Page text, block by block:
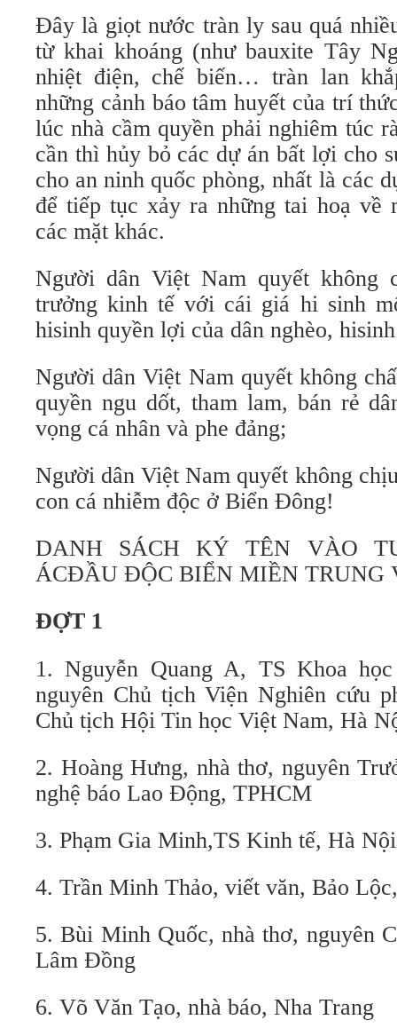
Đây là giọt nước tràn ly sau quá
từ khai khoáng (như bauxite Tây
nhiệt điện, chế biến… tràn lan
những cảnh báo tâm huyết của trí
lúc nhà cầm quyền phải nghiêm túc
cần thì hủy bỏ các dự án bất lợi cho
cho an ninh quốc phòng, nhất là các
để tiếp tục xảy ra những tai hoạ về
các mặt khác.
Người dân Việt Nam quyết không
trưởng kinh tế với cái giá hi sinh
hisinh quyền lợi của dân nghèo,
Người dân Việt Nam quyết không
quyền ngu dốt, tham lam, bán rẻ
vọng cá nhân và phe đảng;
Người dân Việt Nam quyết không
con cá nhiễm độc ở Biển Đông!
DANH SÁCH KÝ TÊN VÀO
ÁCĐẦU ĐỘC BIỂN MIỀN TRUNG
ĐỢT 1
1. Nguyễn Quang A, TS Khoa
nguyên Chủ tịch Viện Nghiên cứu
Chủ tịch Hội Tin học Việt Nam, Hà
2. Hoàng Hưng, nhà thơ, nguyên
nghệ báo Lao Động, TPHCM
3. Phạm Gia Minh,TS Kinh tế, Hà Nội
4. Trần Minh Thảo, viết văn, Bảo
5. Bùi Minh Quốc, nhà thơ, nguyên
Lâm Đồng
6. Võ Văn Tạo, nhà báo, Nha Trang